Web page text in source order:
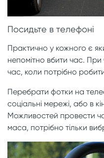
Посидьте в телефоні
Практично у кожного є
непомітно вбити час. При
час, коли потрібно
Перебрати фотки на
соціальні мережі, або в
Можливостей провести
маса, потрібно тільки